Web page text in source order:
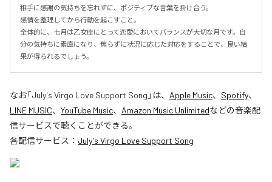
相手に感謝の気持ちを忘れずに、ポジティブな言葉を掛け合う。
感情を整理してから行動を起こすこと。
全体的に、七月は乙女座にとって恋愛においてバランスが大切な月です。自
分の気持ちに素直になり、焦らずに状況に応じた対応をすることで、良い結
果が得られるでしょう。
なお「July's Virgo Love Support Song 」は、 Apple Music、 Spotify、
LINE MUSIC、 YouTube Music、 Amazon Music Unlimitedなどの音楽配
信サービスで聴くことができる。
各配信サービス： July's Virgo Love Support Song